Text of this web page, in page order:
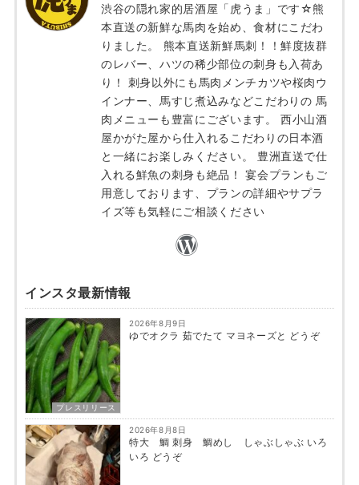
渋谷の隠れ家的居酒屋「虎うま」です☆熊
本直送の新鮮な馬肉を始め、食材にこだわ
りました。 熊本直送新鮮馬刺！！鮮度抜群
のレバー、ハツの稀少部位の刺身も入荷あ
り！ 刺身以外にも馬肉メンチカツや桜肉ウ
インナー、馬すじ煮込みなどこだわりの 馬
肉メニューも豊富にございます。 西小山酒
屋かがた屋から仕入れるこだわりの日本酒
と一緒にお楽しみください。 豊洲直送で仕
入れる鮮魚の刺身も絶品！ 宴会プランもご
用意しております、プランの詳細やサプラ
イズ等も気軽にご相談ください
インスタ最新情報
プレスリリース
2026年8月9日
ゆでオクラ 茹でたて マヨネーズと どうぞ
2026年8月8日
特大 鯛 刺身 鯛めし しゃぶしゃぶ いろ
いろ どうぞ